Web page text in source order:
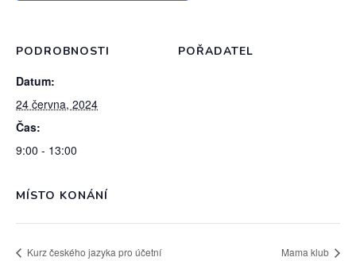
PODROBNOSTI
Datum:
24 června, 2024
Čas:
9:00 - 13:00
POŘADATEL
MÍSTO KONÁNÍ
Kurz českého jazyka pro účetní Mama klub